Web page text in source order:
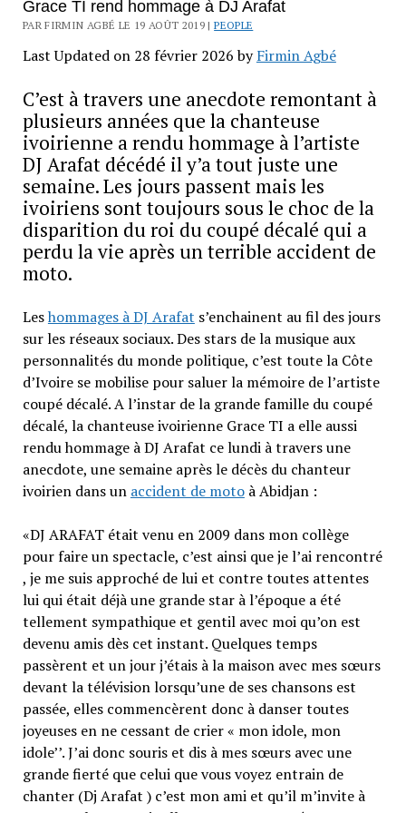
Grace TI rend hommage à DJ Arafat
PAR FIRMIN AGBÉ LE 19 AOÛT 2019 |PEOPLE
Last Updated on 28 février 2026 byFirmin Agbé
C’est à travers une anecdote remontant à
plusieurs années que la chanteuse
ivoirienne a rendu hommage à l’artiste
DJ Arafat décédé il y’a tout juste une
semaine. Les jours passent mais les
ivoiriens sont toujours sous le choc de la
disparition du roi du coupé décalé qui a
perdu la vie après un terrible accident de
moto.
Leshommages à DJ Arafat s’enchainent au fil des jours
sur les réseaux sociaux. Des stars de la musique aux
personnalités du monde politique, c’est toute la Côte
d’Ivoire se mobilise pour saluer la mémoire de l’artiste
coupé décalé. A l’instar de la grande famille du coupé
décalé, la chanteuse ivoirienne Grace TI a elle aussi
rendu hommage à DJ Arafat ce lundi à travers une
anecdote, une semaine après le décès du chanteur
ivoirien dans un accident de motoà Abidjan :
«DJ ARAFAT était venu en 2009 dans mon collège
pour faire un spectacle, c’est ainsi que je l’ai rencontré
, je me suis approché de lui et contre toutes attentes
lui qui était déjà une grande star à l’époque a été
tellement sympathique et gentil avec moi qu’on est
devenu amis dès cet instant. Quelques temps
passèrent et un jour j’étais à la maison avec mes sœurs
devant la télévision lorsqu’une de ses chansons est
passée, elles commencèrent donc à danser toutes
joyeuses en ne cessant de crier « mon idole, mon
idole’’. J’ai donc souris et dis à mes sœurs avec une
grande fierté que celui que vous voyez entrain de
chanter (Dj Arafat ) c’est mon ami et qu’il m’invite à